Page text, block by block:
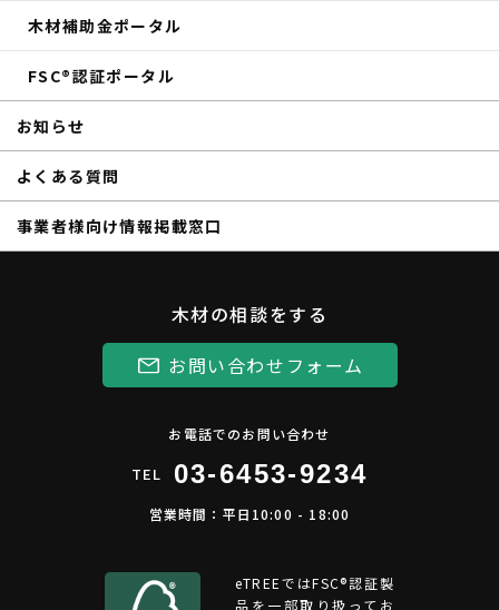
その他のイベントレポート
木材補助金ポータル
FSC®認証ポータル
お知らせ
よくある質問
事業者様向け情報掲載窓口
木材の相談をする
お問い合わせフォーム
お電話でのお問い合わせ
TEL 03-6453-9234
営業時間：平日10:00 - 18:00
eTREEではFSC®︎認証製
品を一部取り扱ってお